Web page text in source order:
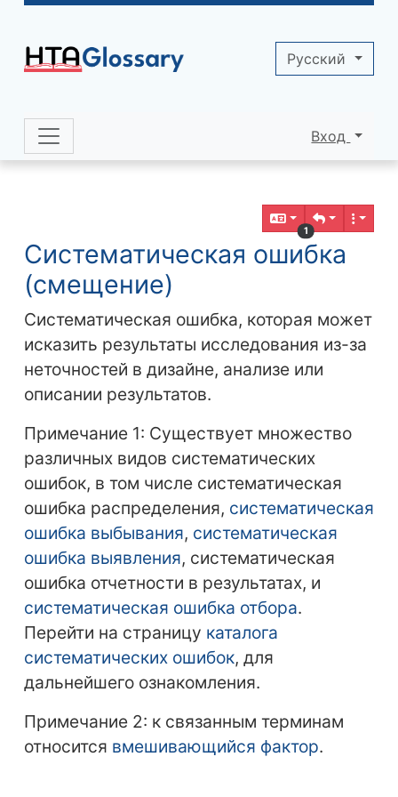
Navigation and related functionality
1
Систематическая ошибка
(смещение)
Систематическая ошибка, которая может
исказить результаты исследования из-за
неточностей в дизайне, анализе или
описании результатов.
Примечание 1: Существует множество
различных видов систематических
ошибок, в том числе систематическая
ошибка распределения, систематическая
ошибка выбывания, систематическая
ошибка выявления, систематическая
ошибка отчетности в результатах, и
систематическая ошибка отбора.
Перейти на страницу каталога
систематических ошибок, для
дальнейшего ознакомления.
Примечание 2: к связанным терминам
относится вмешивающийся фактор.
Site identity, navigation, etc.
Вход
Pусский